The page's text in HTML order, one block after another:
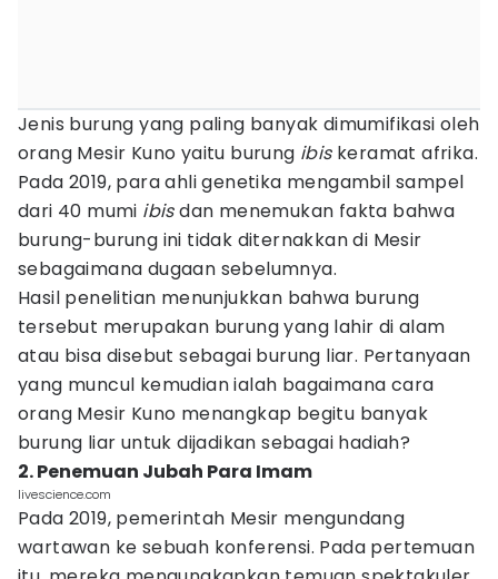
Jenis burung yang paling banyak dimumifikasi oleh
orang Mesir Kuno yaitu burung ibis keramat afrika.
Pada 2019, para ahli genetika mengambil sampel
dari 40 mumi ibisdan menemukan fakta bahwa
burung-burung ini tidak diternakkan di Mesir
sebagaimana dugaan sebelumnya.
Hasil penelitian menunjukkan bahwa burung
tersebut merupakan burung yang lahir di alam
atau bisa disebut sebagai burung liar. Pertanyaan
yang muncul kemudian ialah bagaimana cara
orang Mesir Kuno menangkap begitu banyak
burung liar untuk dijadikan sebagai hadiah?
2. Penemuan Jubah Para Imam
livescience.com
Pada 2019, pemerintah Mesir mengundang
wartawan ke sebuah konferensi. Pada pertemuan